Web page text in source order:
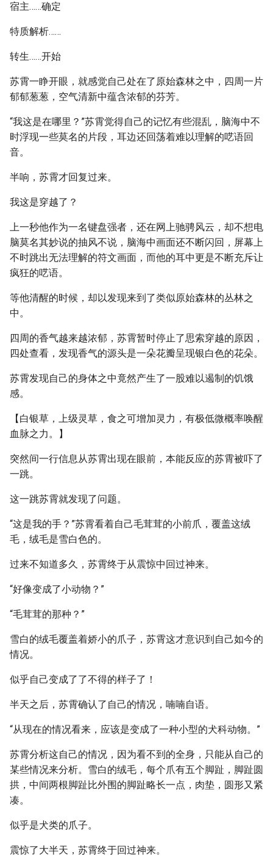
宿主……确定
特质解析……
转生……开始
苏霄一睁开眼，就感觉自己处在了原始森林之中，四周一片
郁郁葱葱，空气清新中蕴含浓郁的芬芳。
“我这是在哪里？”苏霄觉得自己的记忆有些混乱，脑海中不
时浮现一些莫名的片段，耳边还回荡着难以理解的呓语回
音。
半响，苏霄才回复过来。
我这是穿越了？
上一秒他作为一名键盘强者，还在网上驰骋风云，却不想电
脑莫名其妙说的抽风不说，脑海中画面还不断闪回，屏幕上
不时跳出无法理解的符文画面，而他的耳中更是不断充斥让
疯狂的呓语。
等他清醒的时候，却以发现来到了类似原始森林的丛林之
中。
四周的香气越来越浓郁，苏霄暂时停止了思索穿越的原因，
四处查看，发现香气的源头是一朵花瓣呈现银白色的花朵。
苏霄发现自己的身体之中竟然产生了一股难以遏制的饥饿
感。
【白银草，上级灵草，食之可增加灵力，有极低微概率唤醒
血脉之力。】
突然间一行信息从苏霄出现在眼前，本能反应的苏霄被吓了
一跳。
这一跳苏霄就发现了问题。
“这是我的手？”苏霄看着自己毛茸茸的小前爪，覆盖这绒
毛，绒毛是雪白色的。
过来不知道多久，苏霄终于从震惊中回过神来。
“好像变成了小动物？”
“毛茸茸的那种？”
雪白的绒毛覆盖着娇小的爪子，苏霄这才意识到自己如今的
情况。
似乎自己变成了了不得的样子了！
半天之后，苏霄确认了自己的情况，喃喃自语。
“从现在的情况看来，应该是变成了一种小型的犬科动物。”
苏霄分析这自己的情况，因为看不到的全身，只能从自己的
某些情况来分析。雪白的绒毛，每个爪有五个脚趾，脚趾圆
拱，中间两根脚趾比外围的脚趾略长一点，肉垫，圆形又紧
凑。
似乎是犬类的爪子。
震惊了大半天，苏霄终于回过神来。